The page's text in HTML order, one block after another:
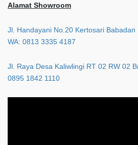
Alamat Showroom
Jl. Handayani No.20 Kertosari Babadan
WA: 0813 3335 4187
Jl. Raya Desa Kaliwlingi RT 02 RW 02
0895 1842 1110